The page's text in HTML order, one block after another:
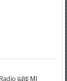
และ MI